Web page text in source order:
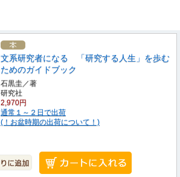
文系研究者になる 「研究する人生」を歩む
ためのガイドブック
石黒圭／著
研究社
2,970円
通常１～２日で出荷
(！お盆時期の出荷について！)